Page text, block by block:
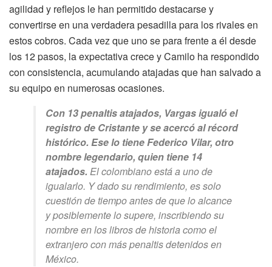
agilidad y reflejos le han permitido destacarse y
convertirse en una verdadera pesadilla para los rivales en
estos cobros. Cada vez que uno se para frente a él desde
los 12 pasos, la expectativa crece y Camilo ha respondido
con consistencia, acumulando atajadas que han salvado a
su equipo en numerosas ocasiones.
Con 13 penaltis atajados, Vargas igualó el
registro de Cristante y se acercó al récord
histórico. Ese lo tiene Federico Vilar, otro
nombre legendario, quien tiene 14
atajados. El colombiano está a uno de
igualarlo. Y dado su rendimiento, es solo
cuestión de tiempo antes de que lo alcance
y posiblemente lo supere, inscribiendo su
nombre en los libros de historia como el
extranjero con más penaltis detenidos en
México.